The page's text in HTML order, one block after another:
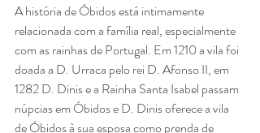
A história de Óbidos está intimamente
relacionada com a família real, especialmente
com as rainhas de Portugal. Em 1210 a vila foi
doada a D. Urraca pelo rei D. Afonso II, em
1282 D. Dinis e a Rainha Santa Isabel passam
núpcias em Óbidos e D. Dinis oferece a vila
de Óbidos à sua esposa como prenda de